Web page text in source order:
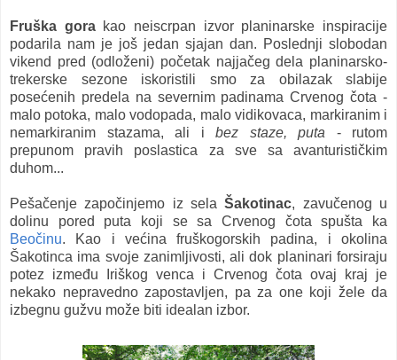
Fruška gorakao neiscrpan izvor planinarske inspiracije
podarila nam je još jedan sjajan dan. Poslednji slobodan
vikend pred (odloženi) početak najjačeg dela planinarsko-
trekerske sezone iskoristili smo za obilazak slabije
posećenih predela na severnim padinama Crvenog čota -
malo potoka, malo vodopada, malo vidikovaca, markiranim i
nemarkiranim stazama, ali i bez staze, puta - rutom
prepunom pravih poslastica za sve sa avanturističkim
duhom...
Pešačenje započinjemo iz selaŠakotinac, zavučenog u
dolinu pored puta koji se sa Crvenog čota spušta ka
Beočinu. Kao i većina fruškogorskih padina, i okolina
Šakotinca ima svoje zanimljivosti, ali dok planinari forsiraju
potez između Iriškog venca i Crvenog čota ovaj kraj je
nekako nepravedno zapostavljen, pa za one koji žele da
izbegnu gužvu može biti idealan izbor.